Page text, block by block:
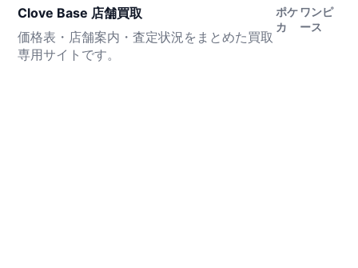
Clove Base 店舗買取
価格表・店舗案内・査定状況をまとめた買取
専用サイトです。
ポケ
カ
ワンピ
ース